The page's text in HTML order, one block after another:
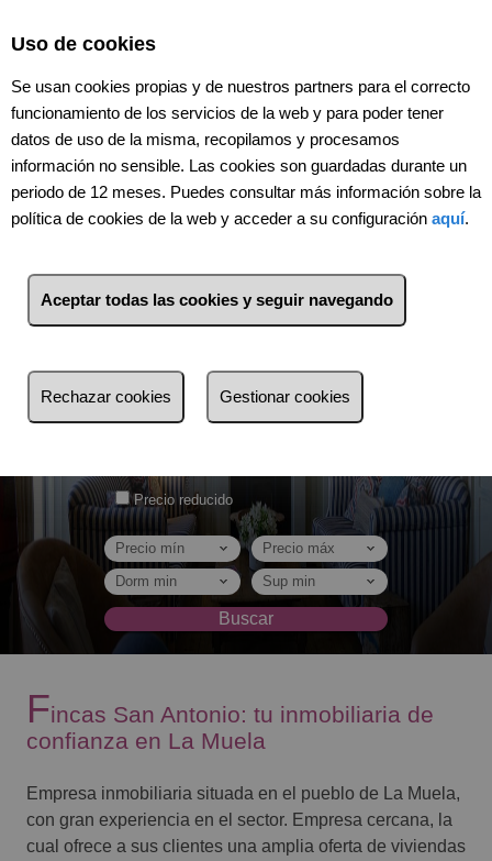
Precio reducido
Precio mín
Precio máx
dorm min
Sup min
Buscar
Fincas San Antonio: tu inmobiliaria de
confianza en La Muela
Empresa inmobiliaria situada en el pueblo de La Muela,
con gran experiencia en el sector. Empresa cercana, la
cual ofrece a sus clientes una amplia oferta de viviendas
Uso de cookies
Se usan cookies propias y de nuestros partners para el correcto
funcionamiento de los servicios de la web y para poder tener
datos de uso de la misma, recopilamos y procesamos
información no sensible. Las cookies son guardadas durante un
periodo de 12 meses. Puedes consultar más información sobre la
política de cookies de la web y acceder a su configuración aquí.
Aceptar todas las cookies y seguir navegando
Rechazar cookies Gestionar cookies